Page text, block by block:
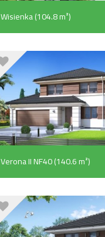
Wisienka (104.8 m²)
Verona II NF40 (140.6 m²)